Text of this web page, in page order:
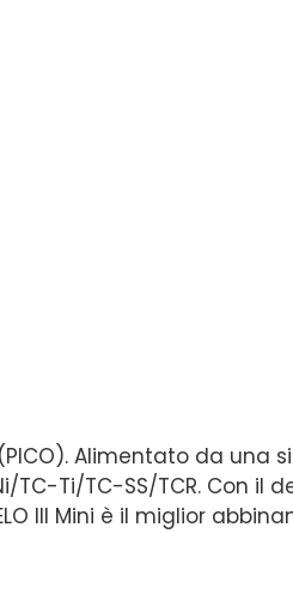
Alimentato da una
Ti/TC-SS/TCR. Con il
III Mini è il miglior